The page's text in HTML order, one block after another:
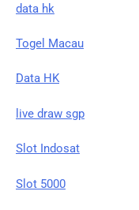
data hk
Togel Macau
Data HK
live draw sgp
Slot Indosat
Slot 5000